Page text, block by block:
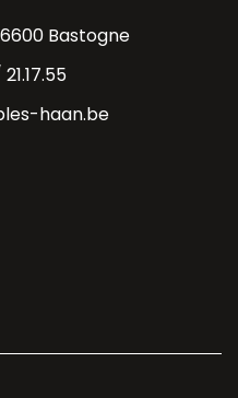
Bastogne
haan.be